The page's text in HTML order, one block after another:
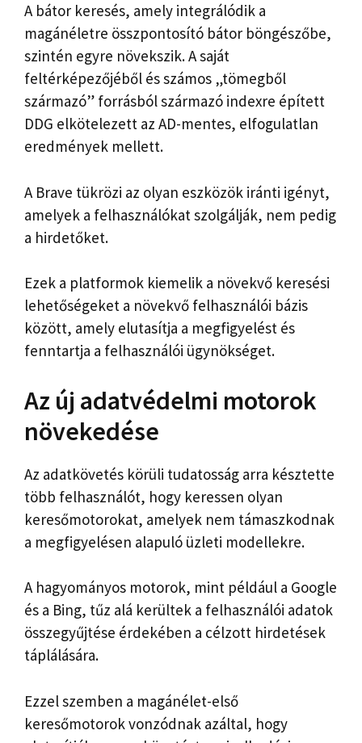
A bátor keresés, amely integrálódik a
magánéletre összpontosító bátor böngészőbe,
szintén egyre növekszik. A saját
feltérképezőjéből és számos „tömegből
származó” forrásból származó indexre épített
DDG elkötelezett az AD-mentes, elfogulatlan
eredmények mellett.
A Brave tükrözi az olyan eszközök iránti igényt,
amelyek a felhasználókat szolgálják, nem pedig
a hirdetőket.
Ezek a platformok kiemelik a növekvő keresési
lehetőségeket a növekvő felhasználói bázis
között, amely elutasítja a megfigyelést és
fenntartja a felhasználói ügynökséget.
Az új adatvédelmi motorok
növekedése
Az adatkövetés körüli tudatosság arra késztette
több felhasználót, hogy keressen olyan
keresőmotorokat, amelyek nem támaszkodnak
a megfigyelésen alapuló üzleti modellekre.
A hagyományos motorok, mint például a Google
és a Bing, tűz alá kerültek a felhasználói adatok
összegyűjtése érdekében a célzott hirdetések
táplálására.
Ezzel szemben a magánélet-első
keresőmotorok vonzódnak azáltal, hogy